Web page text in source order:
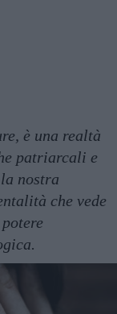
è una realtà
patriarcali e
nostra
che vede